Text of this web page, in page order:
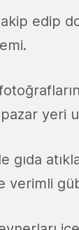
edip
yeri
verimli